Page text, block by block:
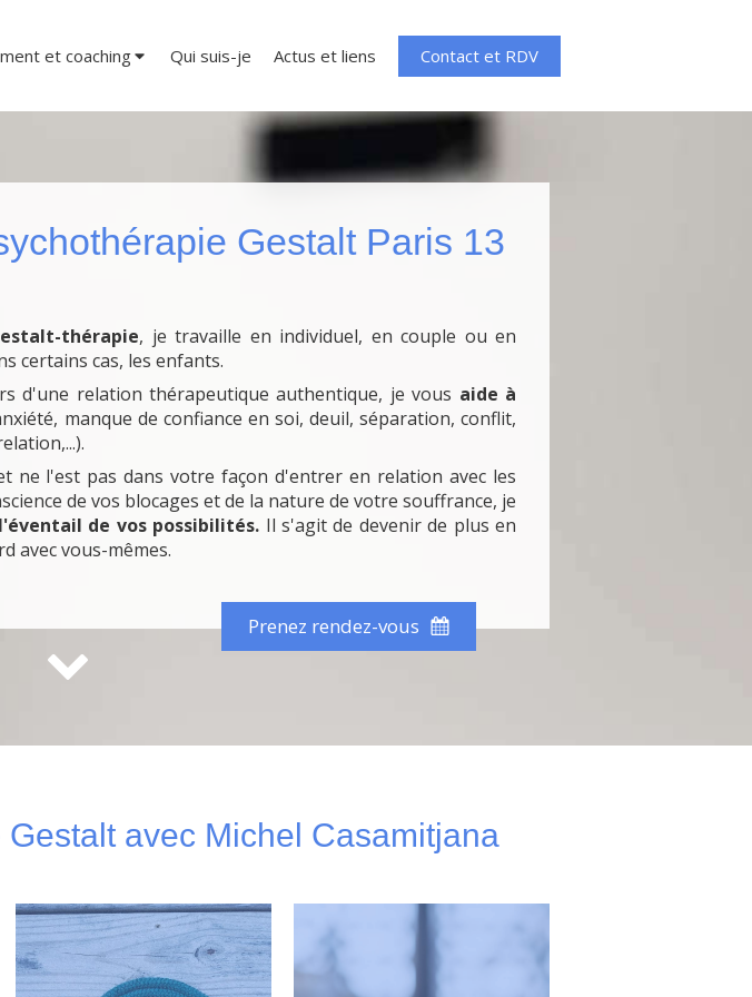
et coaching Qui suis-je Actus et liens Contact et RDV
Gestalt Paris 13
thérapie, je travaille en individuel, en couple ou en
certains cas, les enfants.
d'une relation thérapeutique authentique, je vous aide à
manque de confiance en soi, deuil, séparation, conflit,
ne l'est pas dans votre façon d'entrer en relation avec les
de vos blocages et de la nature de votre souffrance, je
de vos possibilités. Il s'agit de devenir de plus en
avec vous-mêmes.
Prenez rendez-vous
avec Michel Casamitjana
Chaque thérapie est
Le groupe de thérapie